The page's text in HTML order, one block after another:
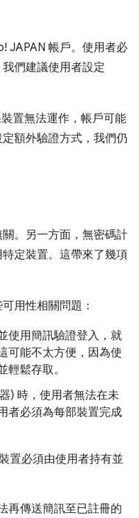
JAPAN 帳戶。使用者必
們建議使用者設定
置無法運作，帳戶可能
額外驗證方式，我們仍
。另一方面，無密碼計
定裝置。這帶來了幾項
用性相關問題：
使用簡訊驗證登入，就
可能不太方便，因為使
輕鬆存取。
) 時，使用者無法在未
者必須為每部裝置完成
置必須由使用者持有並
再傳送簡訊至已註冊的